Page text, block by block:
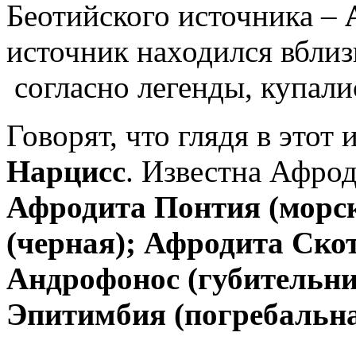
Беотийского источника –
источник находился
согласно легенды,
Говорят, что глядя в
Нарцисс. Известна
Афродита Понтия
(черная); Афродита
Андрофонос
Эпитимбия